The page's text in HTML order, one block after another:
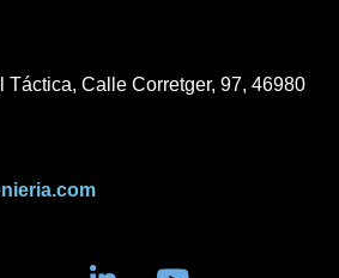
Táctica, Calle Corretger, 97, 46980